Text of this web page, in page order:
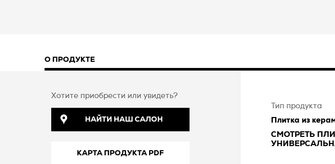
О ПРОДУКТЕ
Хотите приобрести или увидеть?
НАЙТИ НАШ САЛОН
КАРТА ПРОДУКТА PDF
Тип продукта
Плитка из
СМОТРЕТЬ